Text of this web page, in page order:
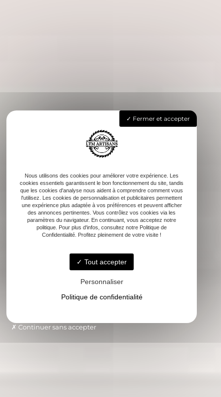
Fermer et accepter
Nous utilisons des cookies pour améliorer votre expérience. Les
cookies essentiels garantissent le bon fonctionnement du site, tandis
que les cookies d'analyse nous aident à comprendre comment vous
l'utilisez. Les cookies de personnalisation et publicitaires permettent
une expérience plus adaptée à vos préférences et peuvent afficher
des annonces pertinentes. Vous contrôlez vos cookies via les
paramètres du navigateur. En continuant, vous acceptez notre
politique. Pour plus d'infos, consultez notre Politique de
Confidentialité. Profitez pleinement de votre visite !
Tout accepter
Personnaliser
Politique de confidentialité
Continuer sans accepter